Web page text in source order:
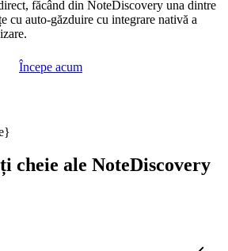
făcând din NoteDiscovery una dintre
cu auto-găzduire cu integrare nativă a
Începe acum
cheie ale NoteDiscovery